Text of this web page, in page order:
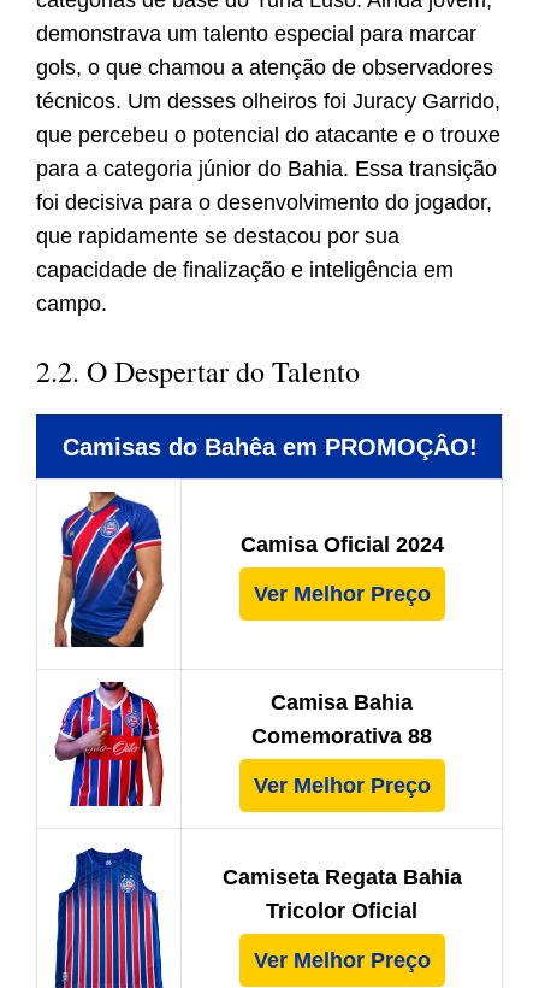
demonstrava um talento especial para marcar
gols, o que chamou a atenção de observadores
técnicos. Um desses olheiros foi Juracy Garrido,
que percebeu o potencial do atacante e o trouxe
para a categoria júnior do Bahia. Essa transição
foi decisiva para o desenvolvimento do jogador,
que rapidamente se destacou por sua
capacidade de finalização e inteligência em
campo.
2.2. O Despertar do Talento
Camisas do Bahêa em PROMOÇÂO!
Camisa Oficial 2024
Ver Melhor Preço
Camisa Bahia
Comemorativa 88
Ver Melhor Preço
Camiseta Regata Bahia
Tricolor Oficial
Ver Melhor Preço